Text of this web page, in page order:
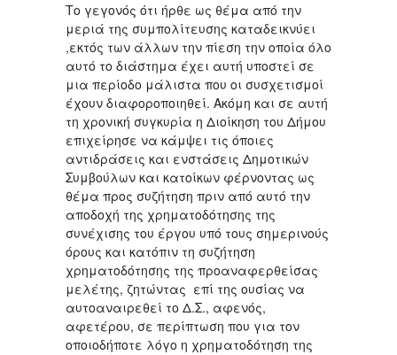
Το γεγονός ότι ήρθε ως θέμα από την
μεριά της συμπολίτευσης καταδεικνύει
,εκτός των άλλων την πίεση την οποία όλο
αυτό το διάστημα έχει αυτή υποστεί σε
μια περίοδο μάλιστα που οι συσχετισμοί
έχουν διαφοροποιηθεί. Ακόμη και σε αυτή
τη χρονική συγκυρία η Διοίκηση του Δήμου
επιχείρησε να κάμψει τις όποιες
αντιδράσεις και ενστάσεις Δημοτικών
Συμβούλων και κατοίκων φέρνοντας ως
θέμα προς συζήτηση πριν από αυτό την
αποδοχή της χρηματοδότησης της
συνέχισης του έργου υπό τους σημερινούς
όρους και κατόπιν τη συζήτηση
χρηματοδότησης της προαναφερθείσας
μελέτης, ζητώντας επί της ουσίας να
αυτοαναιρεθεί το Δ.Σ., αφενός,
αφετέρου, σε περίπτωση που για τον
οποιοδήποτε λόγο η χρηματοδότηση της